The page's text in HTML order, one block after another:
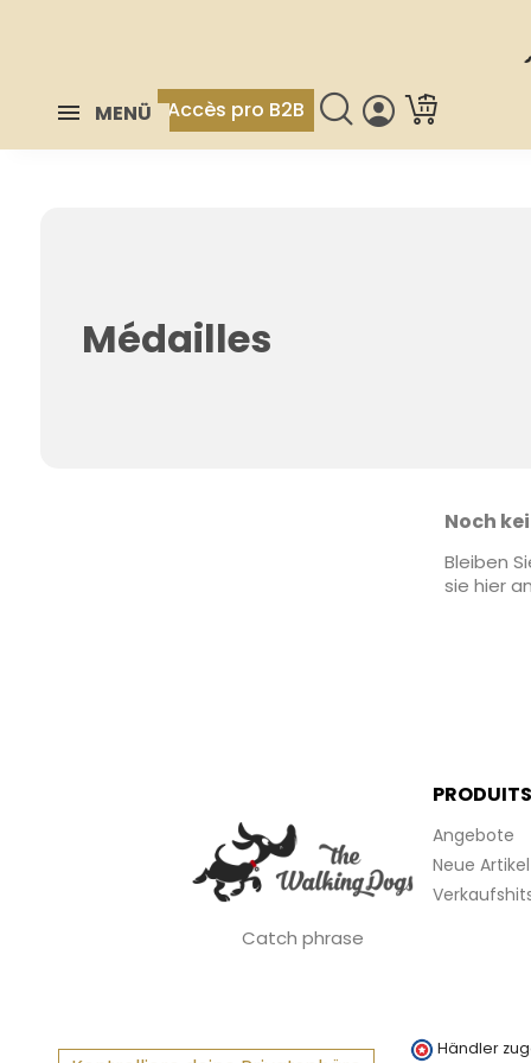
MENÜ Accès pro B2B
Médailles
Noch
Bleiben
sie hier
Catch phrase
PRODUITS
Angebote
Neue Artikel
Händler